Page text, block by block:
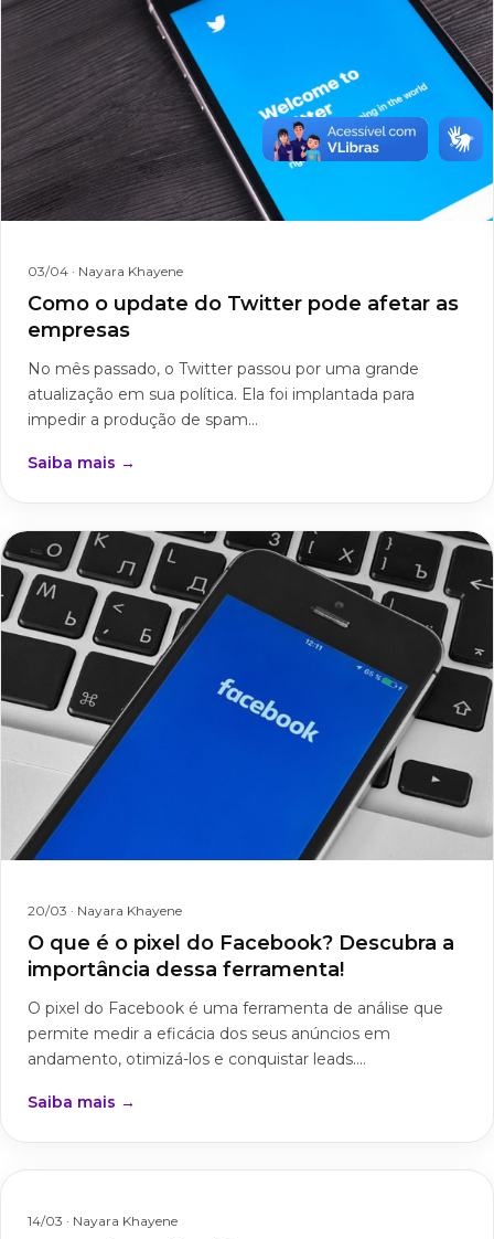
03/04 · Nayara Khayene
Como o update do Twitter pode afetar as
empresas
No mês passado, o Twitter passou por uma grande
atualização em sua política. Ela foi implantada para
impedir a produção de spam...
Saiba mais →
20/03 · Nayara Khayene
O que é o pixel do Facebook? Descubra a
importância dessa ferramenta!
O pixel do Facebook é uma ferramenta de análise que
permite medir a eficácia dos seus anúncios em
andamento, otimizá-los e conquistar leads....
Saiba mais →
14/03 · Nayara Khayene